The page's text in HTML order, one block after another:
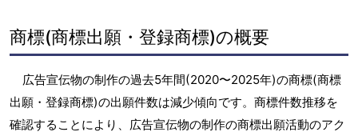
商標(商標出願・登録商標)の概要
広告宣伝物の制作の過去5年間(2020〜2025年)の商標(商標
出願・登録商標)の出願件数は減少傾向です。商標件数推移を
確認することにより、広告宣伝物の制作の商標出願活動のアク